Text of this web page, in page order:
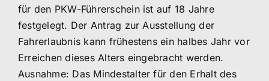
für den PKW-Führerschein ist auf 18 Jahre
festgelegt. Der Antrag zur Ausstellung der
Fahrerlaubnis kann frühestens ein halbes Jahr vor
Erreichen dieses Alters eingebracht werden.
Ausnahme: Das Mindestalter für den Erhalt des